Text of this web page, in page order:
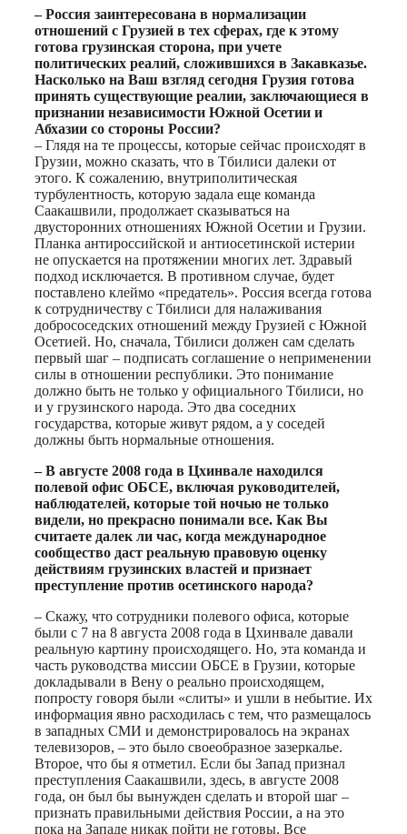
– Россия заинтересована в нормализации
отношений с Грузией в тех сферах, где к этому
готова грузинская сторона, при учете
политических реалий, сложившихся в Закавказье.
Насколько на Ваш взгляд сегодня Грузия готова
принять существующие реалии, заключающиеся в
признании независимости Южной Осетии и
Абхазии со стороны России?
– Глядя на те процессы, которые сейчас происходят в
Грузии, можно сказать, что в Тбилиси далеки от
этого. К сожалению, внутриполитическая
турбулентность, которую задала еще команда
Саакашвили, продолжает сказываться на
двусторонних отношениях Южной Осетии и Грузии.
Планка антироссийской и антиосетинской истерии
не опускается на протяжении многих лет. Здравый
подход исключается. В противном случае, будет
поставлено клеймо «предатель». Россия всегда готова
к сотрудничеству с Тбилиси для налаживания
добрососедских отношений между Грузией с Южной
Осетией. Но, сначала, Тбилиси должен сам сделать
первый шаг – подписать соглашение о неприменении
силы в отношении республики. Это понимание
должно быть не только у официального Тбилиси, но
и у грузинского народа. Это два соседних
государства, которые живут рядом, а у соседей
должны быть нормальные отношения.
– В августе 2008 года в Цхинвале находился
полевой офис ОБСЕ, включая руководителей,
наблюдателей, которые той ночью не только
видели, но прекрасно понимали все. Как Вы
считаете далек ли час, когда международное
сообщество даст реальную правовую оценку
действиям грузинских властей и признает
преступление против осетинского народа?
– Скажу, что сотрудники полевого офиса, которые
были с 7 на 8 августа 2008 года в Цхинвале давали
реальную картину происходящего. Но, эта команда и
часть руководства миссии ОБСЕ в Грузии, которые
докладывали в Вену о реально происходящем,
попросту говоря были «слиты» и ушли в небытие. Их
информация явно расходилась с тем, что размещалось
в западных СМИ и демонстрировалось на экранах
телевизоров, – это было своеобразное зазеркалье.
Второе, что бы я отметил. Если бы Запад признал
преступления Саакашвили, здесь, в августе 2008
года, он был бы вынужден сделать и второй шаг –
признать правильными действия России, а на это
пока на Западе никак пойти не готовы. Все